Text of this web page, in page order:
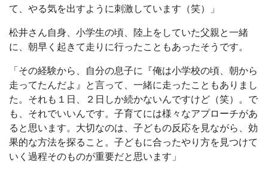
て、やる気を出すように刺激しています（笑）」
松井さん自身、小学生の頃、陸上をしていた父親と一緒
に、朝早く起きて走りに行ったこともあったそうです。
「その経験から、自分の息子に『俺は小学校の頃、朝から
走ってたんだよ』と言って、一緒に走ったこともありまし
た。それも１日、２日しか続かないんですけど（笑）。で
も、それでいいんです。子育てには様々なアプローチがあ
ると思います。大切なのは、子どもの反応を見ながら、効
果的な方法を探ること。子どもに合ったやり方を見つけて
いく過程そのものが重要だと思います」